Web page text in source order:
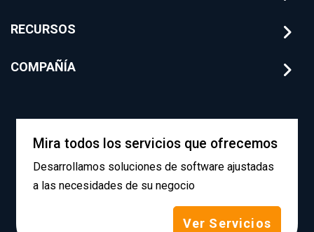
RECURSOS
COMPAÑÍA
Mira todos los servicios que ofrecemos
Desarrollamos soluciones de software ajustadas
a las necesidades de su negocio
Ver Servicios